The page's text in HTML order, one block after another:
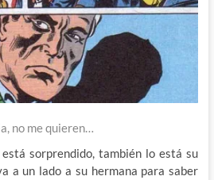
no me quieren…
sorprendido, también lo está su
a un lado a su hermana para saber